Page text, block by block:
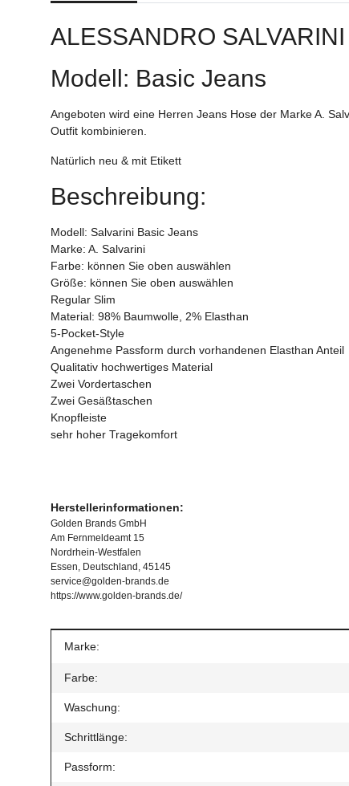
ALESSANDRO
Modell: Basic Jeans
Angeboten wird eine Herren Jeans Hose der Marke A.
Outfit kombinieren.
Natürlich neu & mit Etikett
Beschreibung:
Modell: Salvarini Basic Jeans
Marke: A. Salvarini
Farbe: können Sie oben auswählen
Größe: können Sie oben auswählen
Regular Slim
Material: 98% Baumwolle, 2% Elasthan
5-Pocket-Style
Angenehme Passform durch vorhandenen Elasthan Anteil
Qualitativ hochwertiges Material
Zwei Vordertaschen
Zwei Gesäßtaschen
Knopfleiste
sehr hoher Tragekomfort
Herstellerinformationen:
Golden Brands GmbH
Am Fernmeldeamt 15
Nordrhein-Westfalen
Essen, Deutschland, 45145
service@golden-brands.de
https://www.golden-brands.de/
Produkteigenschaft
Wert
Marke:
Farbe:
Waschung:
Schrittlänge:
Passform: